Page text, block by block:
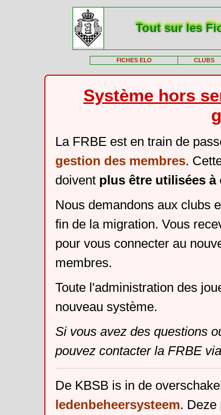
Tout sur les
FICHES ELO CLUBS
Système hors
La FRBE est en train de
gestion des membres.
doivent plus être utilisées
Nous demandons aux clubs
fin de la migration. Vous
pour vous connecter au
membres.
Toute l'administration des
nouveau système.
Si vous avez des questions
pouvez contacter la FRBE
De KBSB is in de
ledenbeheersysteem. Deze